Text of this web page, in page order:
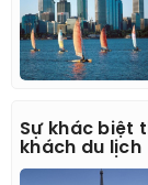
Sự khác biệt
khách du lịch